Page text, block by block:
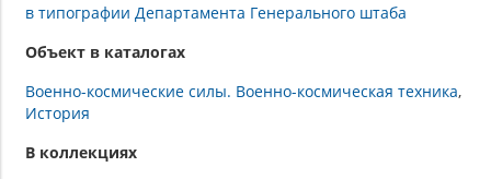
в типографии Департамента Генерального штаба
Объект в каталогах
Военно-космические силы. Военно-космическая техника
История
В коллекциях